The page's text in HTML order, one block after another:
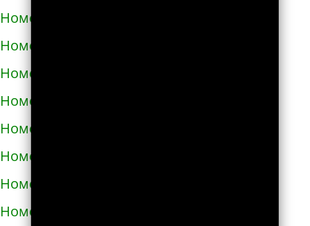
Номера телефонов такси в Покрове
Номера телефонов такси в Пологах
Номера телефонов такси в Полонном
Номера телефонов такси в Полтаве
Номера телефонов такси в Прилуках
Номера телефонов такси в Путивле
Номера телефонов такси в Пятихатках
Номера телефонов такси в Раздельной